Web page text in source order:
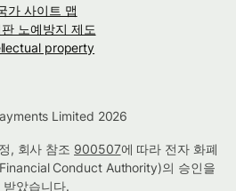
가 사이트 맵
노예방지 제도
property
Limited 2026
, 회사 참조 900507에 따라 전자 화폐
Conduct Authority)의 승인을
받았습니다.